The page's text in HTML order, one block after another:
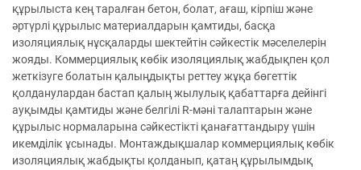
құрылыста кең таралған бетон, болат, ағаш, кірпіш және
әртүрлі құрылыс материалдарын қамтиды, басқа
изоляциялық нұсқаларды шектейтін сәйкестік мәселелерін
жояды. Коммерциялық көбік изоляциялық жабдықпен қол
жеткізуге болатын қалыңдықты реттеу жұқа бөгеттік
қолданулардан бастап қалың жылулық қабаттарға дейінгі
ауқымды қамтиды және белгілі R-мәні талаптарын және
құрылыс нормаларына сәйкестікті қанағаттандыру үшін
икемділік ұсынады. Монтаждықшалар коммерциялық көбік
изоляциялық жабдықты қолданып, қатаң құрылымдық